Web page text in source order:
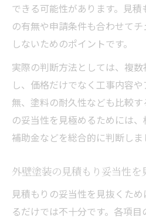
できる可能性があります。見
の有無や申請条件も合わせて
しないためのポイントです。
実際の判断方法としては、複
し、価格だけでなく工事内容
無、塗料の耐久性なども比較
の妥当性を見極めるためには、
補助金などを総合的に判断しま
外壁塗装の見積もり妥当性を
見積もりの妥当性を見抜くた
るだけでは不十分です。各項